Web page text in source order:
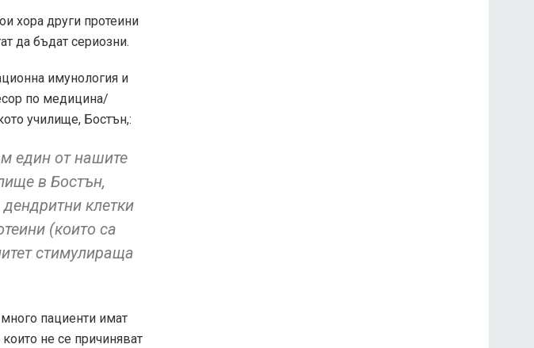
хора други протеини
да бъдат сериозни.
имунология и
по медицина/
училище, Бостън,:
един от нашите
в Бостън,
клетки
(които са
стимулираща
пациенти имат
не се причиняват